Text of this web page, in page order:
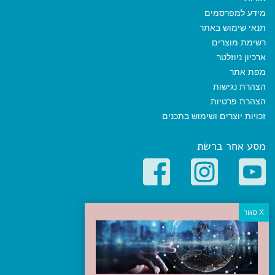
מידע למפרסמים
תנאי שימוש באתר
רשימת מוצרים
ארכיון ניוזלטר
מפת אתר
הצהרת נגישות
הצהרת פרטיות
זכויות יוצרים ושימוש בתכנים
מסע אחר ברשת
קטגוריות פופולריות
יעדים
טיולים בישראל
מלונות בוטיק בישראל
טיפים והמלצות